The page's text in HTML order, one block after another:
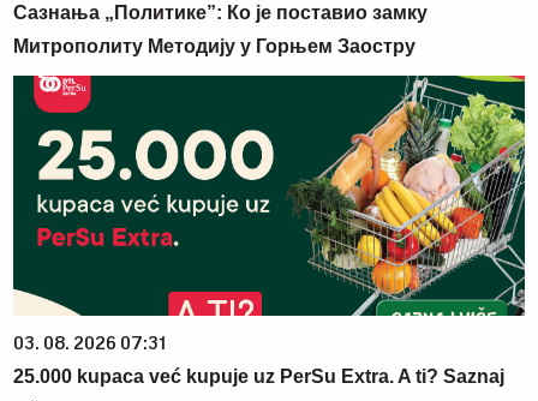
Сазнања „Политике”: Ко је поставио замку
Митрополиту Методију у Горњем Заостру
03. 08. 2026 07:31
25.000 kupaca već kupuje uz PerSu Extra. A ti? Saznaj